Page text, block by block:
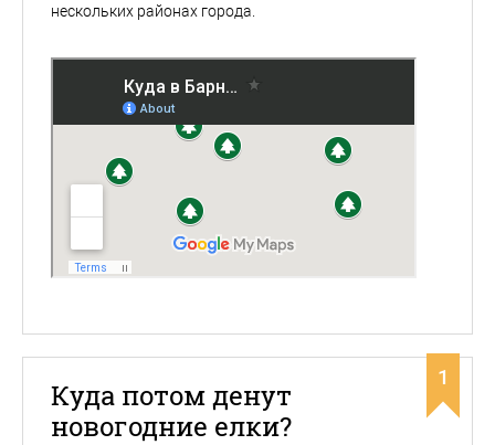
нескольких районах города.
1
Куда потом денут
новогодние елки?